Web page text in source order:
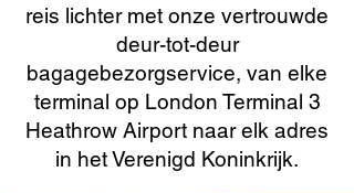
reis lichter met onze vertrouwde
deur-tot-deur
bagagebezorgservice, van elke
terminal op London Terminal 3
Heathrow Airport naar elk adres
in het Verenigd Koninkrijk.